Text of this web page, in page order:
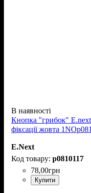
В наявності
Кнопка "грибок" E.next
фіксації жовта
E.Next
p0810117
78,00грн
Купити